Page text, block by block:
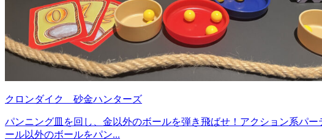
クロンダイク 砂金ハンターズ
パンニング皿を回し、金以外のボールを弾き飛ばせ！アクション系パ
ール以外のボールをパン...